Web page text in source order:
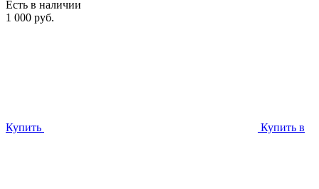
Есть в наличии
1 000 руб.
Купить Купить в